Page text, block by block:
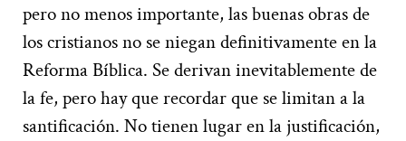
pero no menos importante, las buenas obras de
los cristianos no se niegan definitivamente en la
Reforma Bíblica. Se derivan inevitablemente de
la fe, pero hay que recordar que se limitan a la
santificación. No tienen lugar en la justificación,